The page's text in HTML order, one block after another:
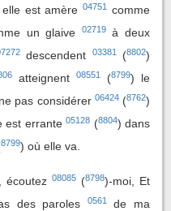
est amère04751
comme
un glaive 02719à deux
descendent 03381(8802)
atteignent 08551 (8799) le
pas considérer 06424(8762)
est errante05128 (8804) dans
8799) où elle va.
, écoutez08085 (8798)-moi, Et
des paroles 0561de ma